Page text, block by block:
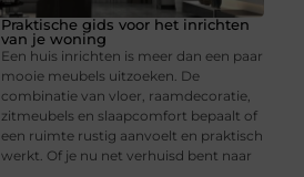
Praktische gids voor het inrichten
van je woning
Een huis inrichten is meer dan een paar
mooie meubels uitzoeken. De
combinatie van vloer, raamdecoratie,
zitmeubels en slaapcomfort bepaalt of
een ruimte rustig aanvoelt en praktisch
werkt. Of je nu net verhuisd bent naar